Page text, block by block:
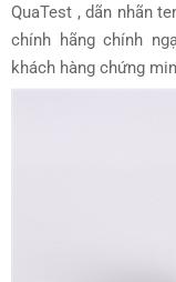
QuaTest , dãn nhãn
chính hãng chính
khách hàng chứng